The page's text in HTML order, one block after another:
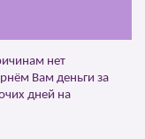
нет
Вам деньги за
дней на